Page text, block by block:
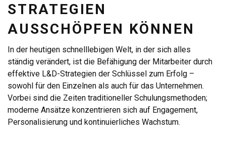
STRATEGIEN
AUSSCHÖPFEN KÖNNEN
In der heutigen schnelllebigen Welt, in der sich alles
ständig verändert, ist die Befähigung der Mitarbeiter durch
effektive L&D-Strategien der Schlüssel zum Erfolg –
sowohl für den Einzelnen als auch für das Unternehmen.
Vorbei sind die Zeiten traditioneller Schulungsmethoden;
moderne Ansätze konzentrieren sich auf Engagement,
Personalisierung und kontinuierliches Wachstum.